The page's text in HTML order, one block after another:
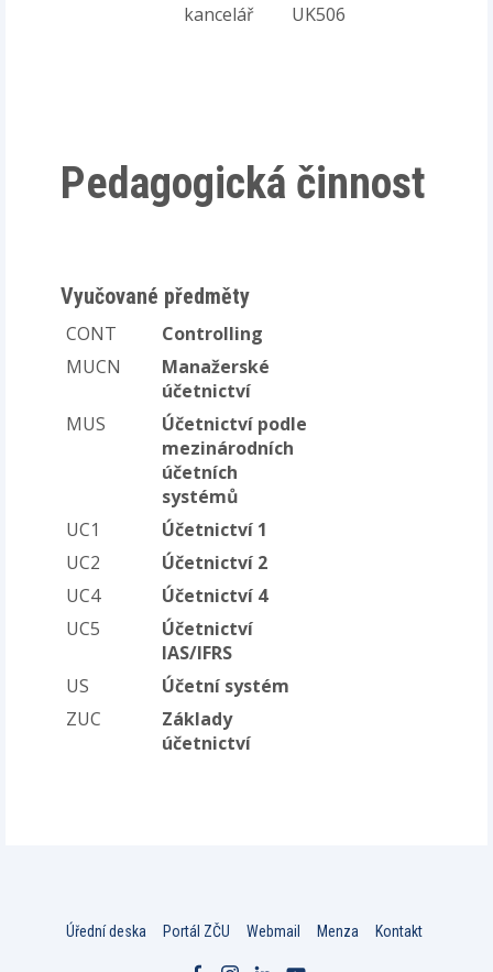
kancelář
UK506
Pedagogická činnost
Vyučované předměty
CONT
Controlling
MUCN
Manažerské
účetnictví
MUS
Účetnictví podle
mezinárodních
účetních
systémů
UC1
Účetnictví 1
UC2
Účetnictví 2
UC4
Účetnictví 4
UC5
Účetnictví
IAS/IFRS
US
Účetní systém
ZUC
Základy
účetnictví
Úřední deska Portál ZČU Webmail Menza Kontakt